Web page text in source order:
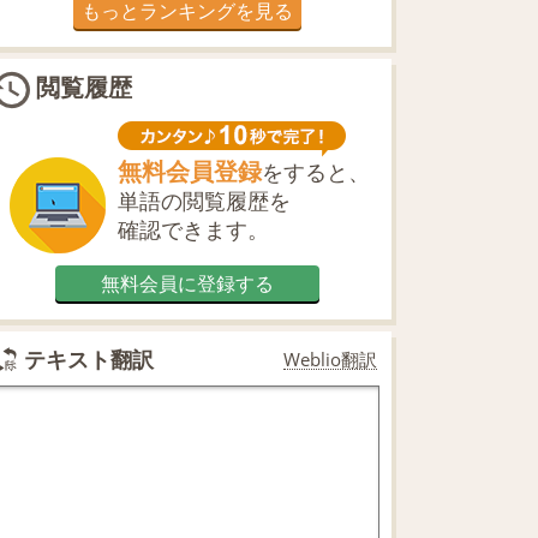
もっとランキングを見る
閲覧履歴
無料会員登録をすると、
単語の閲覧履歴を
確認できます。
無料会員に登録する
テキスト翻訳 Weblio翻訳